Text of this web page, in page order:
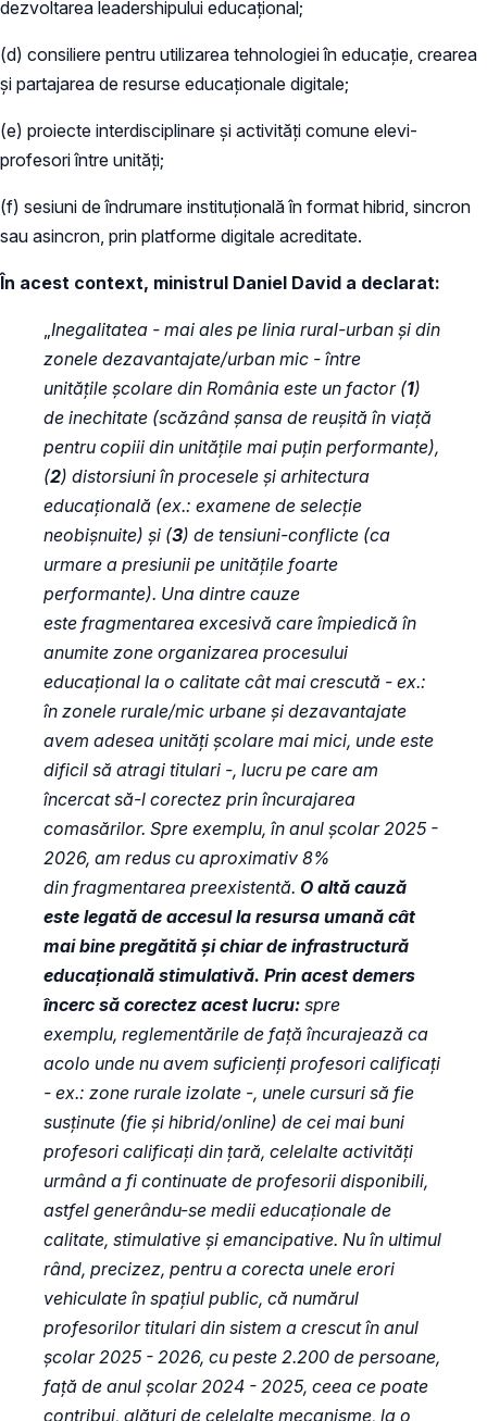
dezvoltarea leadershipului educațional;
(d) consiliere pentru utilizarea tehnologiei în educație, crearea
și partajarea de resurse educaționale digitale;
(e) proiecte interdisciplinare și activități comune elevi-
profesori între unități;
(f) sesiuni de îndrumare instituțională în format hibrid, sincron
sau asincron, prin platforme digitale acreditate.
În acest context, ministrul Daniel David a declarat:
Inegalitatea - mai ales pe linia rural-urban și din
zonele dezavantajate/urban mic - între
unitățile școlare din România este un factor (1)
de inechitate (scăzând șansa de reușită în viață
pentru copiii din unitățile mai puțin performante),
(2) distorsiuni în procesele și arhitectura
educațională (ex.: examene de selecție
neobișnuite) și (3) de tensiuni-conflicte (ca
urmare a presiunii pe unitățile foarte
performante). Una dintre cauze
este fragmentarea excesivă care împiedică în
anumite zone organizarea procesului
educațional la o calitate cât mai crescută - ex.:
în zonele rurale/mic urbane și dezavantajate
avem adesea unități școlare mai mici, unde este
dificil să atragi titulari -, lucru pe care am
încercat să-l corectez prin încurajarea
comasărilor. Spre exemplu, în anul școlar 2025 -
2026, am redus cu aproximativ 8%
din fragmentarea preexistentă. O altă cauză
este legată de accesul la resursa umană cât
mai bine pregătită și chiar de infrastructură
educațională stimulativă. Prin acest demers
încerc să corectez acest lucru: spre
exemplu, reglementările de față încurajează ca
acolo unde nu avem suficienți profesori calificați
- ex.: zone rurale izolate -, unele cursuri să fie
susținute (fie și hibrid/online) de cei mai buni
profesori calificați din țară, celelalte activități
urmând a fi continuate de profesorii disponibili,
astfel generându-se medii educaționale de
calitate, stimulative și emancipative. Nu în ultimul
rând, precizez, pentru a corecta unele erori
vehiculate în spațiul public, că numărul
profesorilor titulari din sistem a crescut în anul
școlar 2025 - 2026, cu peste 2.200 de persoane,
față de anul școlar 2024 - 2025, ceea ce poate
contribui, alături de celelalte mecanisme, la o